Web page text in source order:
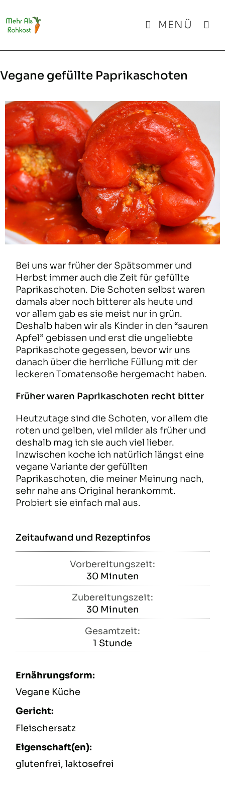
Inhalt
springen
MENÜ
Vegane gefüllte Paprikaschoten
Bei uns war früher der Spätsommer und
Herbst immer auch die Zeit für gefüllte
Paprikaschoten. Die Schoten selbst waren
damals aber noch bitterer als heute und
vor allem gab es sie meist nur in grün.
Deshalb haben wir als Kinder in den “sauren
Apfel” gebissen und erst die ungeliebte
Paprikaschote gegessen, bevor wir uns
danach über die herrliche Füllung mit der
leckeren Tomatensoße hergemacht haben.
Früher waren Paprikaschoten recht bitter
Heutzutage sind die Schoten, vor allem die
roten und gelben, viel milder als früher und
deshalb mag ich sie auch viel lieber.
Inzwischen koche ich natürlich längst eine
vegane Variante der gefüllten
Paprikaschoten, die meiner Meinung nach,
sehr nahe ans Original herankommt.
Probiert sie einfach mal aus.
Zeitaufwand und Rezeptinfos
Vorbereitungszeit:
30Minuten
Minuten
Zubereitungszeit:
30Minuten
Minuten
Gesamtzeit:
1 Stunde
Stunde
Ernährungsform:
Vegane Küche
Gericht:
Fleischersatz
Eigenschaft(en):
glutenfrei, laktosefrei